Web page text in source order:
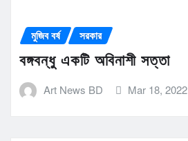
মুজিব বর্ষ সরকার
বঙ্গবন্ধু একটি অবিনাশী সত্তা
Art News BD Mar 18, 2022